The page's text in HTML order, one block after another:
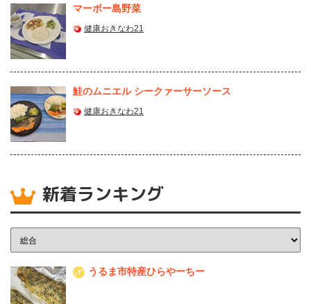
マーボー島野菜
健康おきなわ21
鮭のムニエル シークァーサーソース
健康おきなわ21
新着ランキング
1 うるま市特産ひらやーちー